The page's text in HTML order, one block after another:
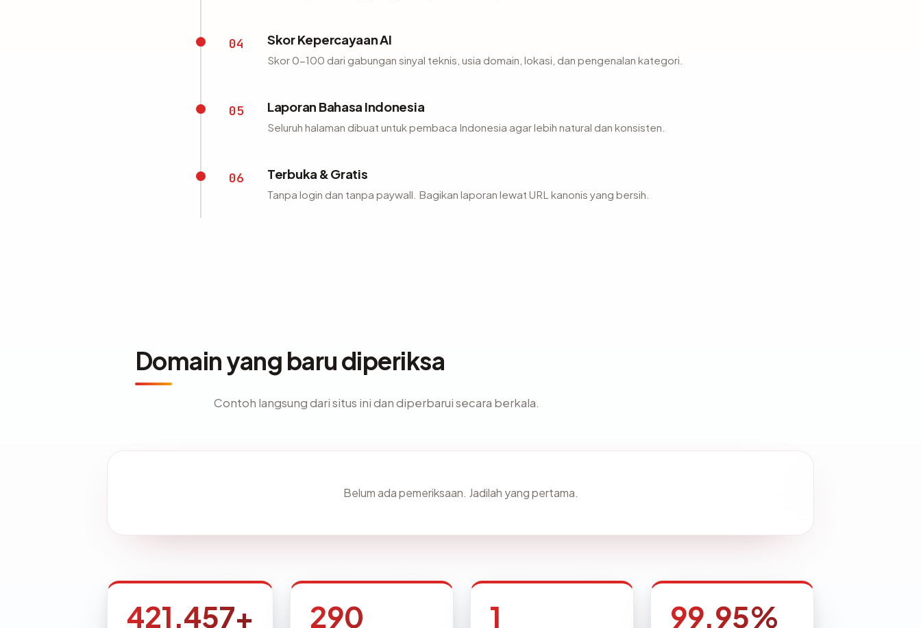
04 Skor Kepercayaan AI
Skor 0-100 dari gabungan sinyal teknis, usia domain, lokasi, dan pengenalan kategori.
05 Laporan Bahasa Indonesia
Seluruh halaman dibuat untuk pembaca Indonesia agar lebih natural dan konsisten.
06 Terbuka & Gratis
Tanpa login dan tanpa paywall. Bagikan laporan lewat URL kanonis yang bersih.
Domain yang baru diperiksa
Contoh langsung dari situs ini dan diperbarui secara berkala.
Belum ada pemeriksaan. Jadilah yang pertama.
421,457+ 290 1 99.95%